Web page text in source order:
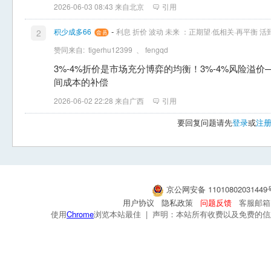
2026-06-03 08:43 来自北京 引用
2 积少成多66 - 利息 折价 波动 未来 ：正期望·低相关·再平衡 活
赞同来自: tigerhu12399 fengqd
3%-4%折价是市场充分博弈的均衡！3%-4%风险溢
间成本的补偿
2026-06-02 22:28 来自广西 引用
要回复问题请先登录或注册
京公网安备
用户协议
隐私政策 问题反馈
客服邮
使用Chrome浏览本站最佳 | 声明：本站所有收费以及免费的